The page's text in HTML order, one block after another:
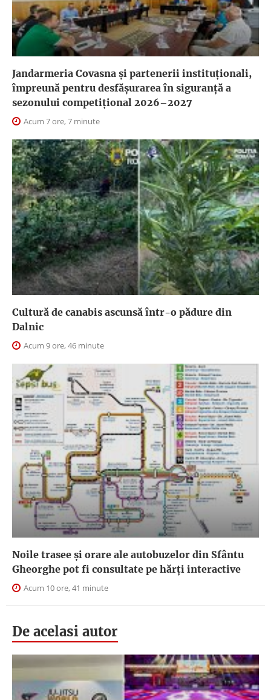
Jandarmeria Covasna și partenerii instituționali,
împreună pentru desfășurarea în siguranță a
sezonului competițional 2026–2027
Acum 7 ore, 7 minute
Cultură de canabis ascunsă într-o pădure din
Dalnic
Acum 9 ore, 46 minute
Noile trasee și orare ale autobuzelor din Sfântu
Gheorghe pot fi consultate pe hărți interactive
Acum 10 ore, 41 minute
De acelasi autor